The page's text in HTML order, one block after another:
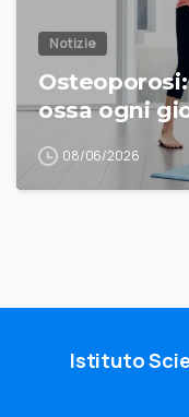
Notizie
ossa ogni
08/06/2026
Istituto